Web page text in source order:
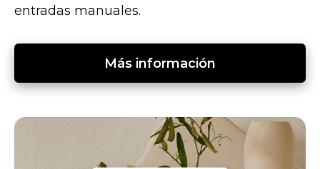
entradas manuales.
Más información